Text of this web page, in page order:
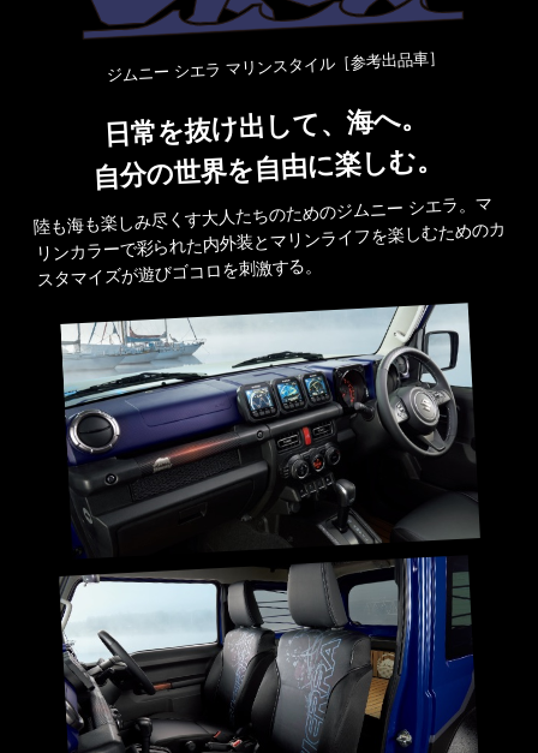
ジムニー シエラ マリンスタイル［参考出品車］
日常を抜け出して、海へ。
自分の世界を自由に楽しむ。
陸も海も楽しみ尽くす大人たちのためのジムニー シエラ。マ
リンカラーで彩られた内外装とマリンライフを楽しむためのカ
スタマイズが遊びゴコロを刺激する。